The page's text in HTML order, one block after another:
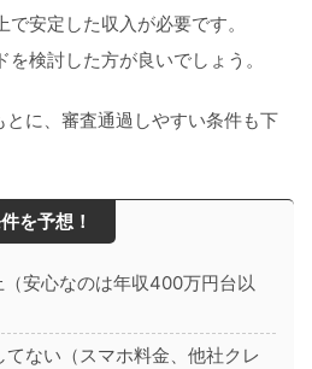
安定した収入が必要です。
検討した方が良いでしょう。
とに、審査通過しやすい条件も下
を予想！
安心なのは年収400万円台以
ない（スマホ料金、他社クレ